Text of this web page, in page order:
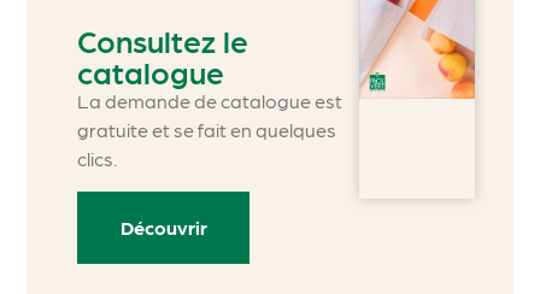
Consultez le
catalogue
La demande de catalogue est
gratuite et se fait en quelques
clics.
Découvrir